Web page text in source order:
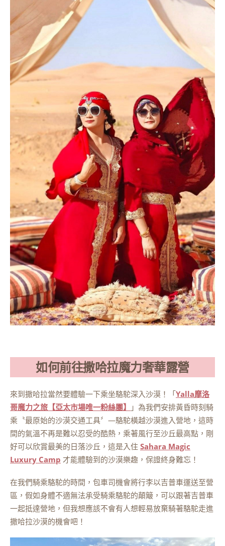
如何前往撒哈拉魔力奢華露營
來到撒哈拉當然要體驗一下乘坐駱駝深入沙漠！「Yalla摩洛
哥魔力之旅【亞太市場唯一粉絲團】
」為我們安排黃昏時刻騎
乘〝最原始的沙漠交通工具〞—駱駝橫越沙漠進入營地，這時
間的氣溫不再是難以忍受的酷熱，乘著風行至沙丘最高點，剛
好可以欣賞最美的日落沙丘，這是入住 Sahara Magic
Luxury Camp 才能體驗到的沙漠樂趣，保證終身難忘！
在我們騎乘駱駝的時間，包車司機會將行李以吉普車運送至營
區，假如身體不適無法承受騎乘駱駝的顛簸，可以跟著吉普車
一起抵達營地，但我想應該不會有人想輕易放棄騎著駱駝走進
撒哈拉沙漠的機會吧！